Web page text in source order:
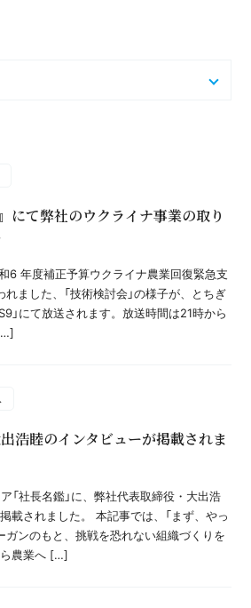
にて弊社のウクライナ事業の取り
6 年度補正予算ウクライナ農業回復緊急支
れました、「技術検討会」の様子が、とちぎ
」にて放送されます。放送時間は21時から
浩睦のインタビューが掲載されま
「社長名鑑」に、弊社代表取締役・大出浩
載されました。 本記事では、「まず、やっ
ガンのもと、挑戦を恐れない組織づくりを
ら農業へ […]